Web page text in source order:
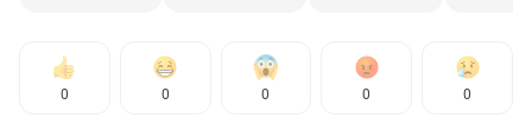
0 0 0 0 0